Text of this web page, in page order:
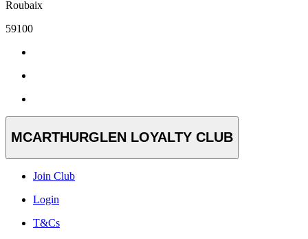
Roubaix
59100
MCARTHURGLEN LOYALTY CLUB
Join Club
Login
T&Cs